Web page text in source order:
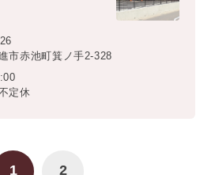
市赤池町箕ノ手2-328
定休
1 2